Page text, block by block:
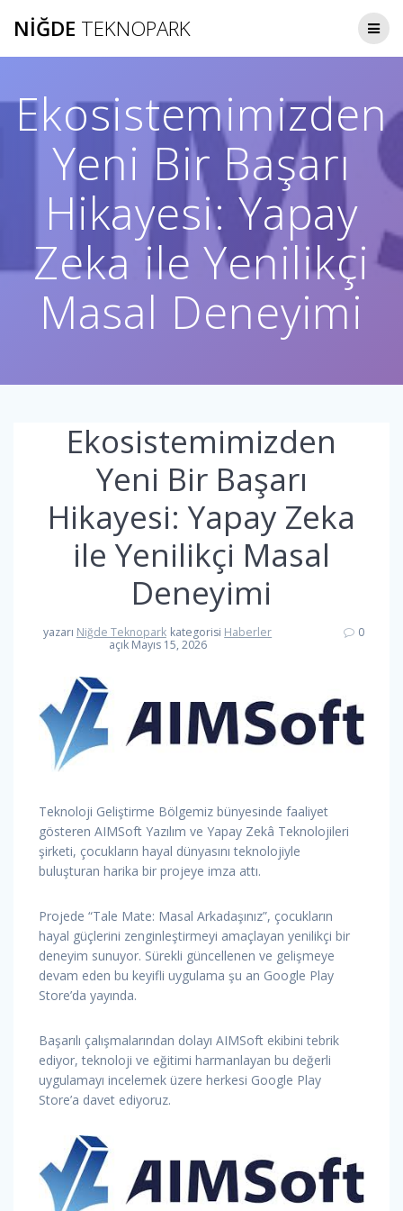
NIĞDE TEKNOPARK
Ekosistemimizden
Yeni Bir Başarı
Hikayesi: Yapay
Zeka ile Yenilikçi
Masal Deneyimi
Ekosistemimizden
Yeni Bir Başarı
Hikayesi: Yapay Zeka
ile Yenilikçi Masal
Deneyimi
yazarı Niğde Teknopark kategorisi Haberler
açık Mayıs 15, 2026
0
Teknoloji Geliştirme Bölgemiz bünyesinde faaliyet
gösteren AIMSoft Yazılım ve Yapay Zekâ Teknolojileri
şirketi, çocukların hayal dünyasını teknolojiyle
buluşturan harika bir projeye imza attı.
Projede “Tale Mate: Masal Arkadaşınız”, çocukların
hayal güçlerini zenginleştirmeyi amaçlayan yenilikçi bir
deneyim sunuyor. Sürekli güncellenen ve gelişmeye
devam eden bu keyifli uygulama şu an Google Play
Store’da yayında.
Başarılı çalışmalarından dolayı AIMSoft ekibini tebrik
ediyor, teknoloji ve eğitimi harmanlayan bu değerli
uygulamayı incelemek üzere herkesi Google Play
Store’a davet ediyoruz.